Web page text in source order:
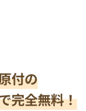
付の
完全無料！